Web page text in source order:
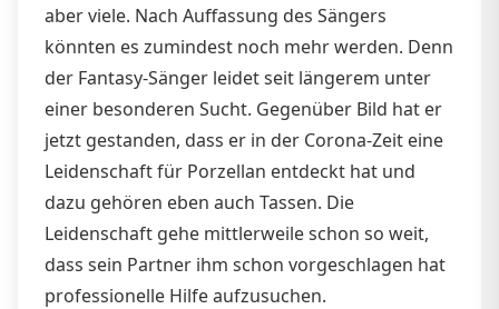
aber viele. Nach Auffassung des Sängers
könnten es zumindest noch mehr werden. Denn
der Fantasy-Sänger leidet seit längerem unter
einer besonderen Sucht. Gegenüber Bild hat er
jetzt gestanden, dass er in der Corona-Zeit eine
Leidenschaft für Porzellan entdeckt hat und
dazu gehören eben auch Tassen. Die
Leidenschaft gehe mittlerweile schon so weit,
dass sein Partner ihm schon vorgeschlagen hat
professionelle Hilfe aufzusuchen.